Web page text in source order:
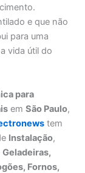
e que não
para uma
vida útil do
para
em São Paulo,
tem
Instalação,
Geladeiras,
Fornos,